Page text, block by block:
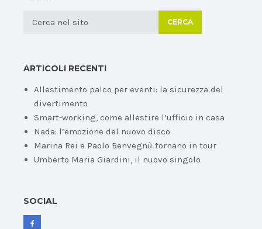
CERCA
ARTICOLI RECENTI
Allestimento palco per eventi: la sicurezza del
divertimento
Smart-working, come allestire l’ufficio in casa
Nada: l’emozione del nuovo disco
Marina Rei e Paolo Benvegnù tornano in tour
Umberto Maria Giardini, il nuovo singolo
SOCIAL